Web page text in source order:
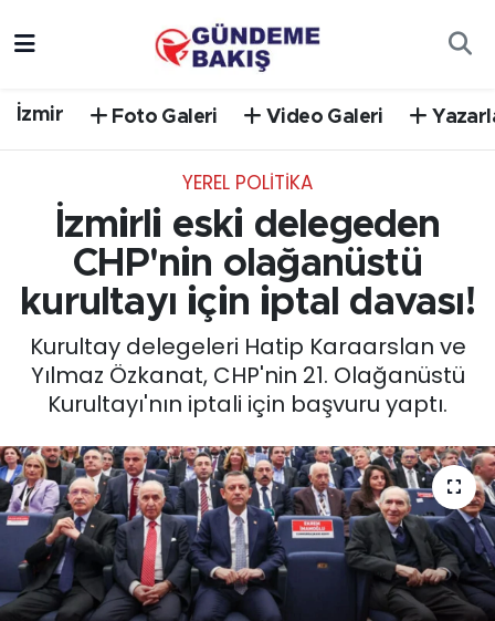
İzmir Foto Galeri Video Galeri
YEREL POLİTİKA
İzmirli eski delegeden
CHP'nin olağanüstü
kurultayı için iptal davası!
Kurultay delegeleri Hatip Karaarslan ve
Yılmaz Özkanat, CHP'nin 21. Olağanüstü
Kurultayı'nın iptali için başvuru yaptı.
DÜNYA
EGE
EĞİTİM
EKONOMİ
English News
GÜNCEL
KÜLTÜR SANAT
MAGAZİN
Trafik Durumu
Süper Lig Puan Durumu ve Fikstür
Tüm Manşetler
Son Dakika Haberleri
Haber Arşivi